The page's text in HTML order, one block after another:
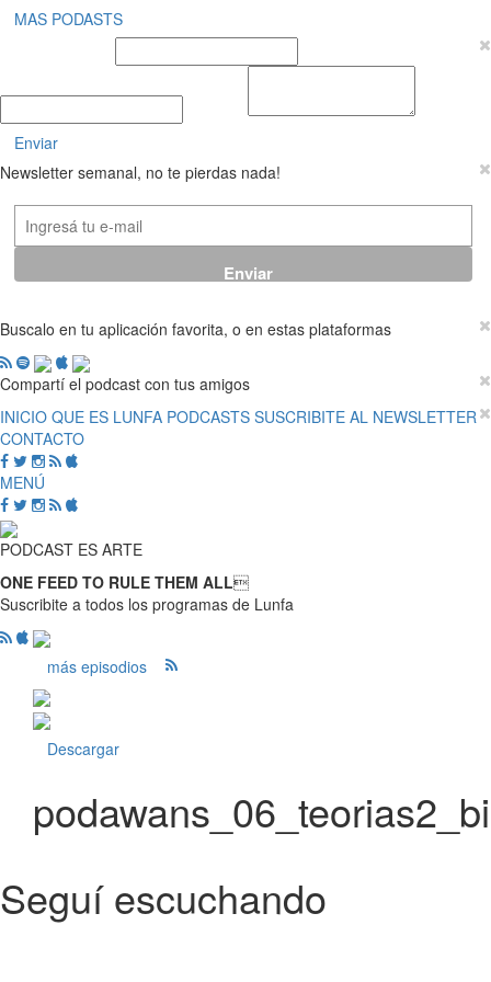
MAS PODASTS
Enviar
Newsletter semanal, no te pierdas nada!
Buscalo en tu aplicación favorita, o en estas plataformas
Compartí el podcast con tus amigos
INICIO QUE ES LUNFA PODCASTS SUSCRIBITE AL NEWSLETTER
CONTACTO
MENÚ
PODCAST ES ARTE
ONE FEED TO RULE THEM ALL
Suscribite a todos los programas de Lunfa
más episodios
Descargar
Seguí escuchando